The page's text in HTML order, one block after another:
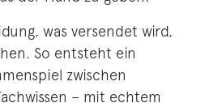
was versendet wird,
So entsteht ein
zwischen
– mit echtem